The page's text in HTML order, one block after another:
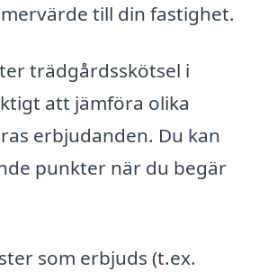
till din fastighet.
trädgårdsskötsel i
att jämföra olika
erbjudanden. Du kan
punkter när du begär
som erbjuds (t.ex.